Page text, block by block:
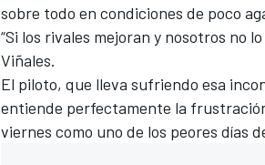
sobre todo en condiciones de poco
“Si los rivales mejoran y nosotros no
Viñales.
El piloto, que lleva sufriendo esa
entiende perfectamente la
viernes como uno de los peores días